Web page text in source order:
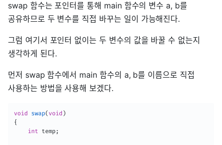
swap 함수는 포인터를 통해 main 함수의 변수 a, b를
공유하므로 두 변수를 직접 바꾸는 일이 가능해진다.
그럼 여기서 포인터 없이는 두 변수의 값을 바꿀 수 없는지
생각하게 된다.
먼저 swap 함수에서 main 함수의 a, b를 이름으로 직접
사용하는 방법을 사용해 보겠다.
void swap( void )
{
int temp;